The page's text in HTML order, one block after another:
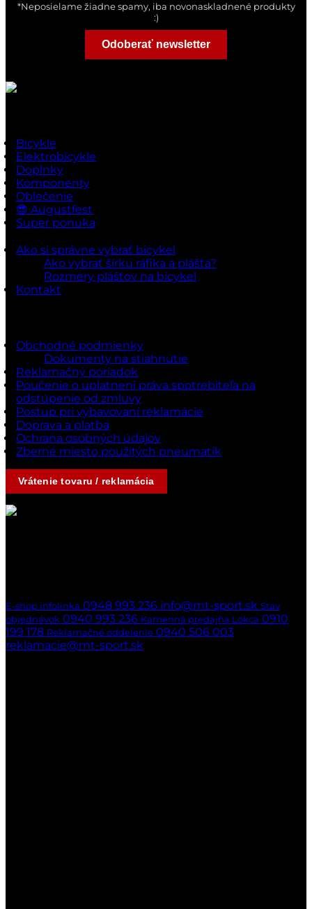
*Neposielame žiadne spamy, iba novonaskladnené produkty
:)
Odoberať newsletter
Bicykle
Elektrobicykle
Doplnky
Komponenty
Oblečenie
😎 Augustfest
Super ponuka
Ako si správne vybrať bicykel
Ako vybrať šírku ráfika a plášťa?
Rozmery plášťov na bicykel
Kontakt
Obchodné podmienky
Dokumenty na stiahnutie
Reklamačný poriadok
Poučenie o uplatnení práva spotrebiteľa na
odstúpenie od zmluvy
Postup pri vybavovaní reklamácie
Doprava a platba
Ochrana osobných údajov
Zberné miesto použitých pneumatík
Vrátenie tovaru / reklamácia
E-shop infolinka 0948 993 236 info@mt-sport.sk Stav
objednávok 0940 993 236 Kamenná predajňa Lokca 0910
199 178 Reklamačné oddelenie 0940 506 003
reklamacie@mt-sport.sk